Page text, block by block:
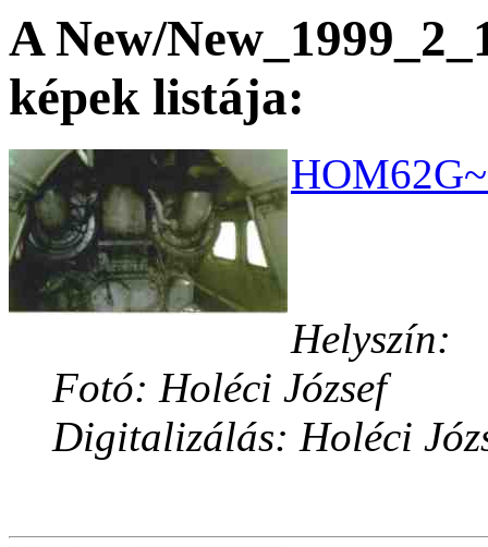
A New/
képek listája:
Helyszín:
Fotó: Holéci József
Digitalizálás: Holéci